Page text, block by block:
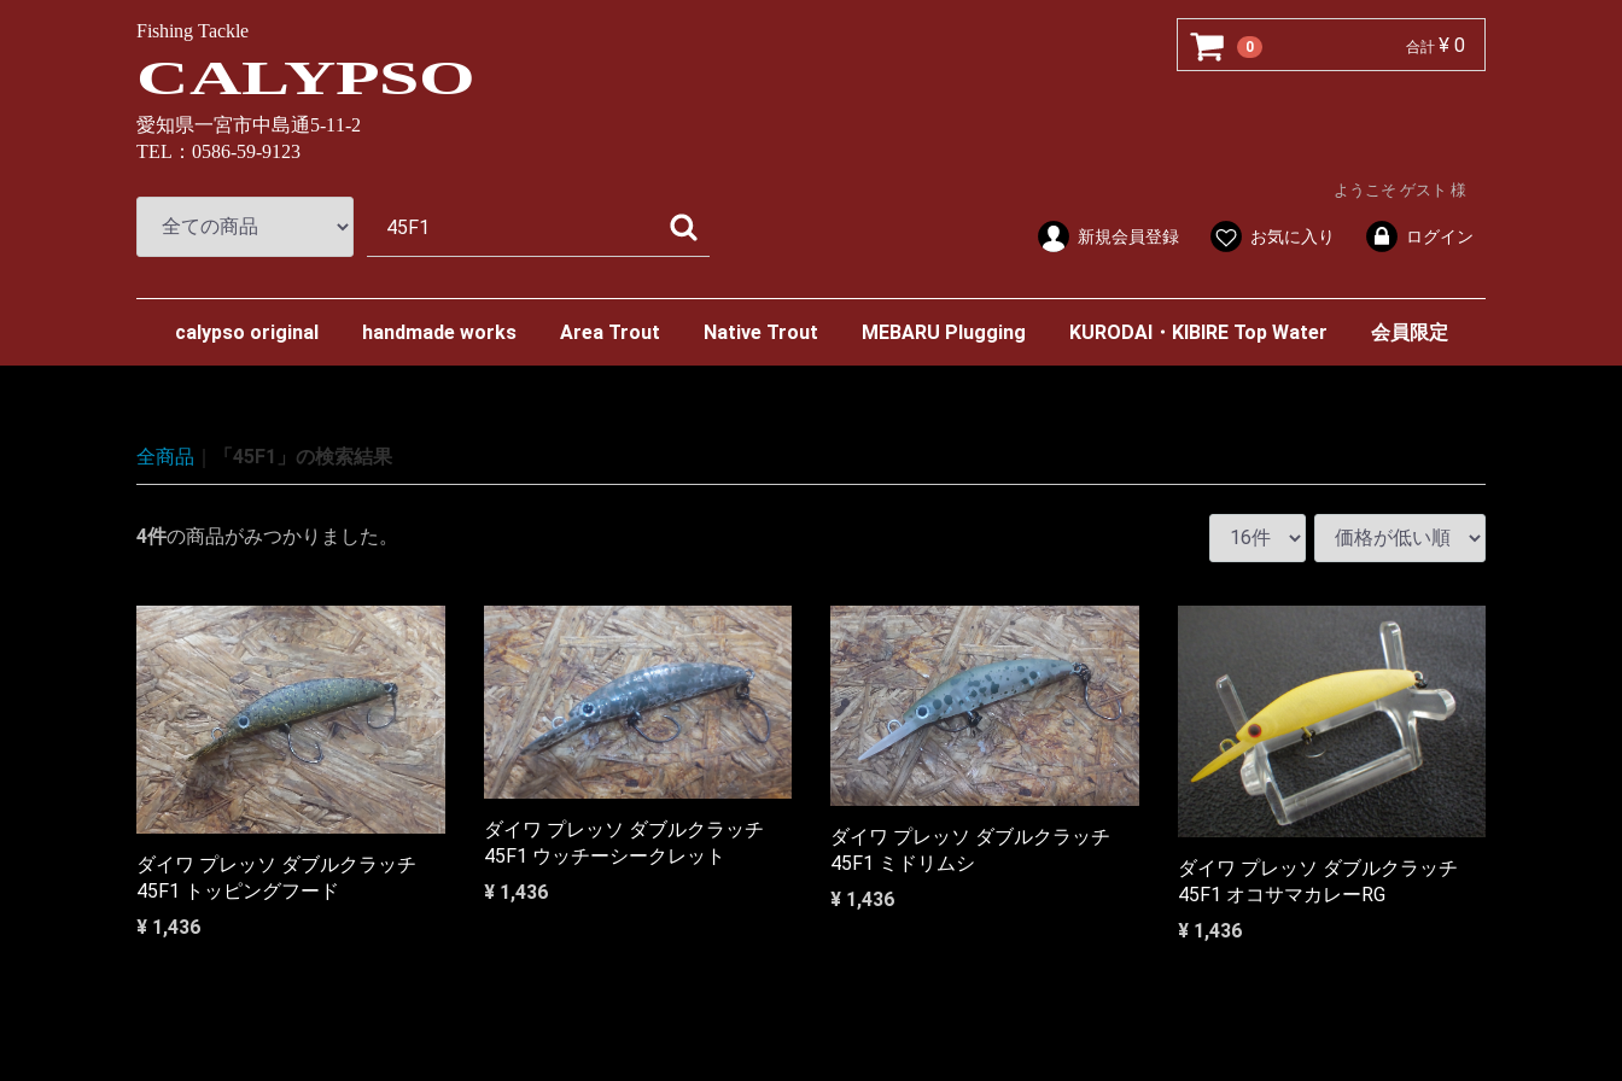
Fishing Tackle
CALYPSO
愛知県一宮市中島通5-11-2
TEL：0586-59-9123
0 合計 ¥ 0
ようこそ ゲスト 様
新規会員登録 お気に入り ログイン
calypso original handmade works Area Trout Native Trout MEBARU Plugging KURODAI・KIBIRE Top Water 会員限定
全商品 「45F1」の検索結果
4件の商品がみつかりました。
ダイワ プレッソ ダブルクラッチ
45F1 トッピングフード
¥ 1,436
ダイワ プレッソ ダブルクラッチ
45F1 ウッチーシークレット
¥ 1,436
ダイワ プレッソ ダブルクラッチ
45F1 ミドリムシ
¥ 1,436
ダイワ プレッソ ダブルクラッチ
45F1 オコサマカレーRG
¥ 1,436